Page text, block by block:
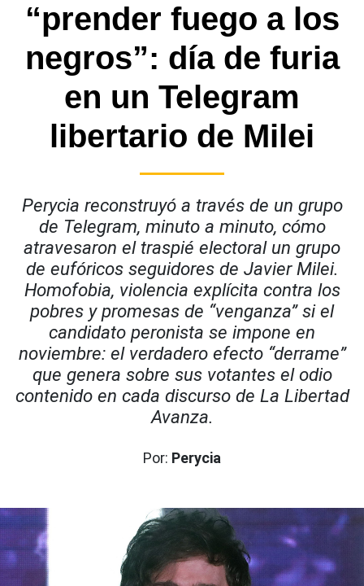
“prender fuego a los
negros”: día de furia
en un Telegram
libertario de Milei
Perycia reconstruyó a través de un grupo
de Telegram, minuto a minuto, cómo
atravesaron el traspié electoral un grupo
de eufóricos seguidores de Javier Milei.
Homofobia, violencia explícita contra los
pobres y promesas de “venganza” si el
candidato peronista se impone en
noviembre: el verdadero efecto “derrame”
que genera sobre sus votantes el odio
contenido en cada discurso de La Libertad
Avanza.
Por: Perycia